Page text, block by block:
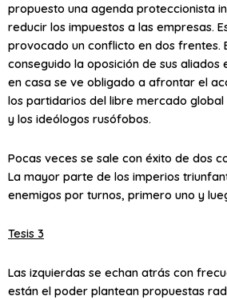
propuesto una agenda proteccionista
reducir los impuestos a las empresas.
provocado un conflicto en dos frentes.
conseguido la oposición de sus aliados
en casa se ve obligado a afrontar el
los partidarios del libre mercado
y los ideólogos rusófobos.
Pocas veces se sale con éxito de dos
La mayor parte de los imperios
enemigos por turnos, primero uno y
Tesis 3
Las izquierdas se echan atrás con
están el poder plantean propuestas